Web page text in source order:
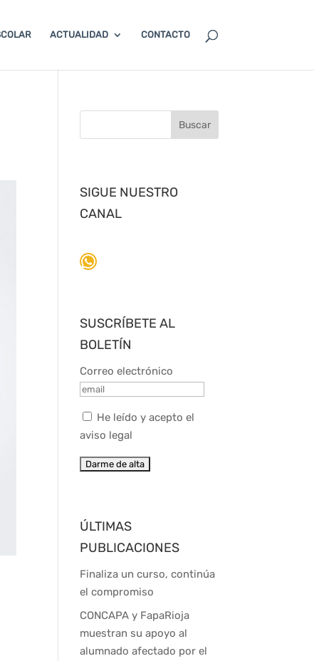
ACTUALIDAD CONTACTO
SIGUE NUESTRO
CANAL
WhatsApp
SUSCRÍBETE AL
BOLETÍN
Correo electrónico
He leído y acepto el
aviso legal
ÚLTIMAS
PUBLICACIONES
Finaliza un curso, continúa
el compromiso
CONCAPA y FapaRioja
muestran su apoyo al
alumnado afectado por el